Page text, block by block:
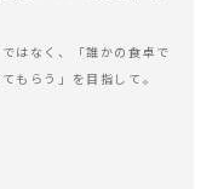
ではなく、「誰かの食卓で
もらう」を目指して。